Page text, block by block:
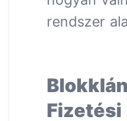
rendszer
Fizetési